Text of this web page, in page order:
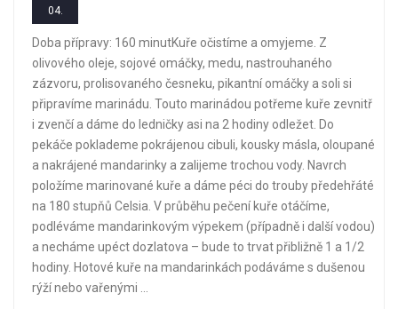
04.
Doba přípravy: 160 minutKuře očistíme a omyjeme. Z
olivového oleje, sojové omáčky, medu, nastrouhaného
zázvoru, prolisovaného česneku, pikantní omáčky a soli si
připravíme marinádu. Touto marinádou potřeme kuře zevnitř
i zvenčí a dáme do ledničky asi na 2 hodiny odležet. Do
pekáče poklademe pokrájenou cibuli, kousky másla, oloupané
a nakrájené mandarinky a zalijeme trochou vody. Navrch
položíme marinované kuře a dáme péci do trouby předehřáté
na 180 stupňů Celsia. V průběhu pečení kuře otáčíme,
podléváme mandarinkovým výpekem (případně i další vodou)
a necháme upéct dozlatova – bude to trvat přibližně 1 a 1/2
hodiny. Hotové kuře na mandarinkách podáváme s dušenou
rýží nebo vařenými ...